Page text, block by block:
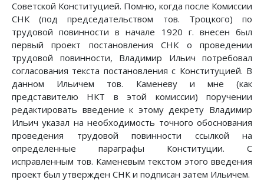
Советской Конституцией. Помню, когда после Комиссии
СНК (под председательством тов. Троцкого) по
трудовой повинности в начале 1920 г. внесен был
первый проект постановления СНК о проведении
трудовой повинности, Владимир Ильич потребовал
согласования текста постановления с Конституцией. В
данном Ильичем тов. Каменеву и мне (как
представителю НКТ в этой комиссии) поручении
редактировать введение к этому декрету Владимир
Ильич указал на необходимость точного обоснования
проведения трудовой повинности ссылкой на
определенные параграфы Конституции. С
исправленным тов. Каменевым текстом этого введения
проект был утвержден СНК и подписан затем Ильичем.